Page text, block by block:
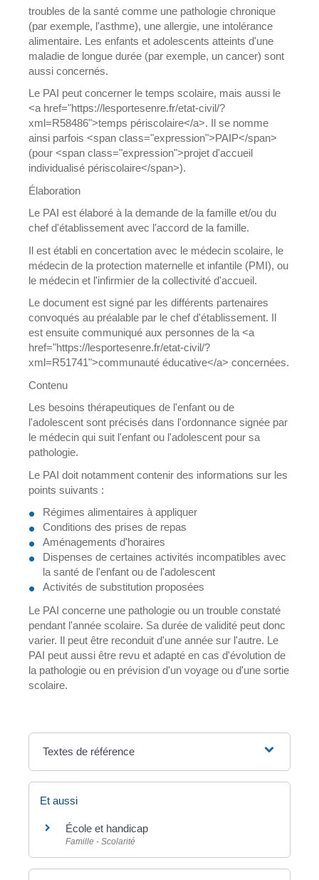
troubles de la santé comme une pathologie chronique
(par exemple, l'asthme), une allergie, une intolérance
alimentaire. Les enfants et adolescents atteints d'une
maladie de longue durée (par exemple, un cancer) sont
aussi concernés.
Le PAI peut concerner le temps scolaire, mais aussi le
<a href="https://lesportesenre.fr/etat-civil/?
xml=R58486">temps périscolaire</a>. Il se nomme
ainsi parfois <span class="expression">PAIP</span>
(pour <span class="expression">projet d'accueil
individualisé périscolaire</span>).
Élaboration
Le PAI est élaboré à la demande de la famille et/ou du
chef d'établissement avec l'accord de la famille.
Il est établi en concertation avec le médecin scolaire, le
médecin de la protection maternelle et infantile (PMI), ou
le médecin et l'infirmier de la collectivité d'accueil.
Le document est signé par les différents partenaires
convoqués au préalable par le chef d'établissement. Il
est ensuite communiqué aux personnes de la <a
href="https://lesportesenre.fr/etat-civil/?
xml=R51741">communauté éducative</a> concernées.
Contenu
Les besoins thérapeutiques de l'enfant ou de
l'adolescent sont précisés dans l'ordonnance signée par
le médecin qui suit l'enfant ou l'adolescent pour sa
pathologie.
Le PAI doit notamment contenir des informations sur les
points suivants :
Régimes alimentaires à appliquer
Conditions des prises de repas
Aménagements d'horaires
Dispenses de certaines activités incompatibles avec
la santé de l'enfant ou de l'adolescent
Activités de substitution proposées
Le PAI concerne une pathologie ou un trouble constaté
pendant l'année scolaire. Sa durée de validité peut donc
varier. Il peut être reconduit d'une année sur l'autre. Le
PAI peut aussi être revu et adapté en cas d'évolution de
la pathologie ou en prévision d'un voyage ou d'une sortie
scolaire.
Textes de référence
Et aussi
École et handicap
Famille - Scolarité